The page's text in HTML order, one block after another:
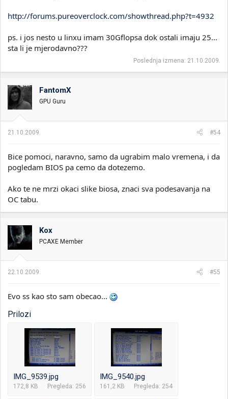
http://forums.pureoverclock.com/showthread.php?t=4932
ps. i jos nesto u linxu imam 30Gflopsa dok ostali imaju 25...
sta li je mjerodavno???
Poslednja izmena: 21.10.2009.
FantomX
GPU Guru
21.10.2009. #54
Bice pomoci, naravno, samo da ugrabim malo vremena, i da
pogledam BIOS pa cemo da dotezemo.
Ako te ne mrzi okaci slike biosa, znaci sva podesavanja na
OC tabu.
Kox
PCAXE Member
22.10.2009. #55
Evo ss kao sto sam obecao...
Prilozi
IMG_9539.jpg
172,8 KB Pregleda: 256
IMG_9540.jpg
161,2 KB Pregleda: 254